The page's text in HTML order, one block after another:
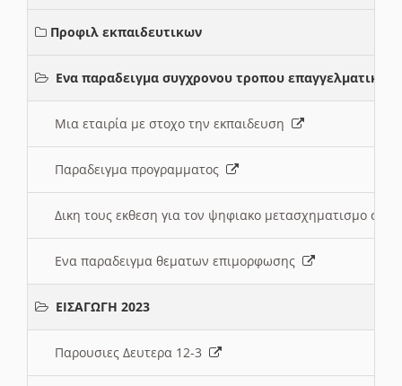
Προφιλ εκπαιδευτικων
Ενα παραδειγμα συγχρονου τροπου
Μια εταιρία με στοχο την εκπαιδευση
Παραδειγμα προγραμματος
Δικη τους εκθεση για τον ψηφιακο μετασχηματισμο
Ενα παραδειγμα θεματων επιμορφωσης
ΕΙΣΑΓΩΓΗ 2023
Παρουσιες Δευτερα 12-3